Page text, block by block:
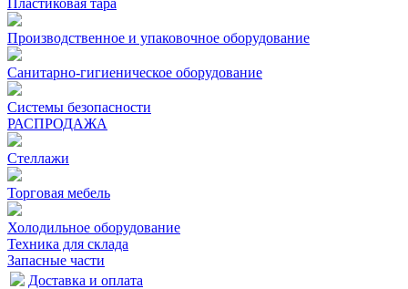
Пластиковая тара
Производственное и упаковочное оборудование
Санитарно-гигиеническое оборудование
Системы безопасности
РАСПРОДАЖА
Стеллажи
Торговая мебель
Холодильное оборудование
Техника для склада
Запасные части
Доставка и оплата